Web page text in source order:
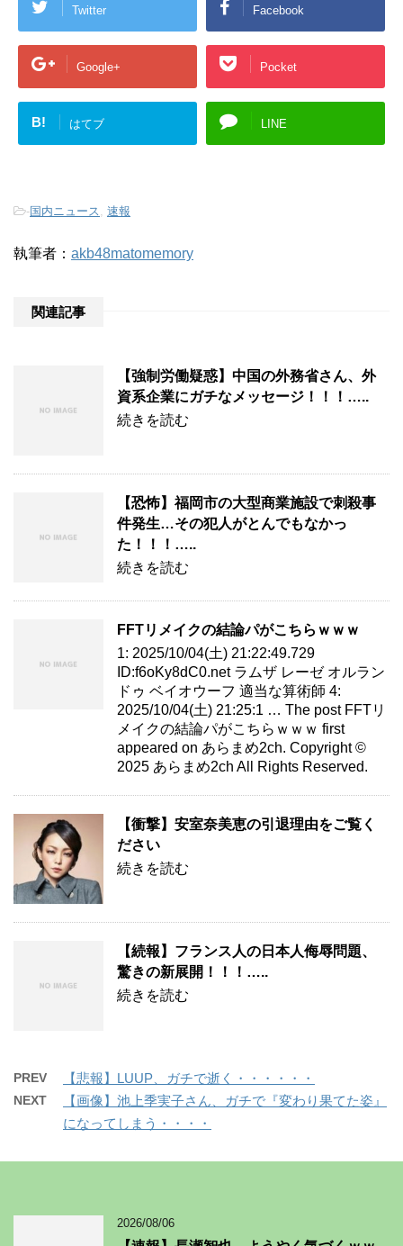
Twitter Facebook
Google+ Pocket
B! はてブ LINE
-国内ニュース, 速報
執筆者： akb48matomemory
関連記事
【強制労働疑惑】中国の外務省さん、外
資系企業にガチなメッセージ！！！…..
続きを読む
【恐怖】福岡市の大型商業施設で刺殺事
件発生…その犯人がとんでもなかっ
た！！！…..
続きを読む
FFTリメイクの結論パがこちらｗｗｗ
1: 2025/10/04(土) 21:22:49.729
ID:f6oKy8dC0.net ラムザ レーゼ オルラン
ドゥ ベイオウーフ 適当な算術師 4:
2025/10/04(土) 21:25:1 … The post FFTリ
メイクの結論パがこちらｗｗｗ first
appeared on あらまめ2ch. Copyright ©
2025 あらまめ2ch All Rights Reserved.
【衝撃】安室奈美恵の引退理由をご覧く
ださい
続きを読む
【続報】フランス人の日本人侮辱問題、
驚きの新展開！！！…..
続きを読む
PREV 【悲報】LUUP、ガチで逝く・・・・・・
NEXT
【画像】池上季実子さん、ガチで『変わり果てた姿』
になってしまう・・・・
2026/08/06